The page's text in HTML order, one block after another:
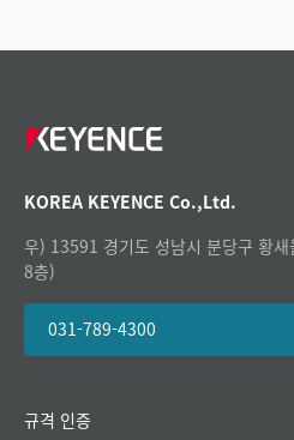
KOREA KEYENCE Co.,Ltd.
우) 13591 경기도 성남시 분당구 황
8층)
031-789-4300
규격 인증